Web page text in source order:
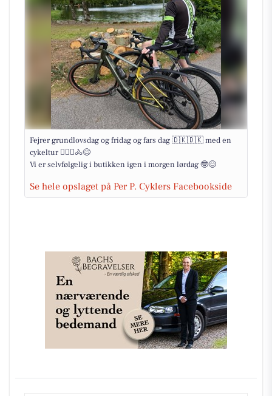
Fejrer grundlovsdag og fridag og fars dag 🇩🇰🇩🇰 med en
cykeltur 🚴🏽‍♂️🚴😊
Vi er selvfølgelig i butikken igen i morgen lørdag 🤓😊
Se hele opslaget på Per P. Cyklers Facebookside